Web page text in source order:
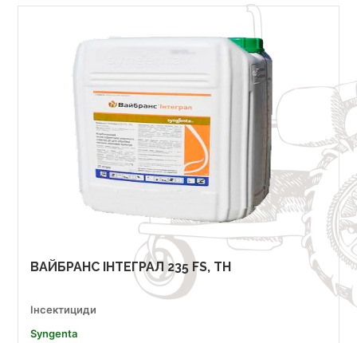
ВАЙБРАНС ІНТЕГРАЛ 235 FS, TH
Інсектициди
Syngenta